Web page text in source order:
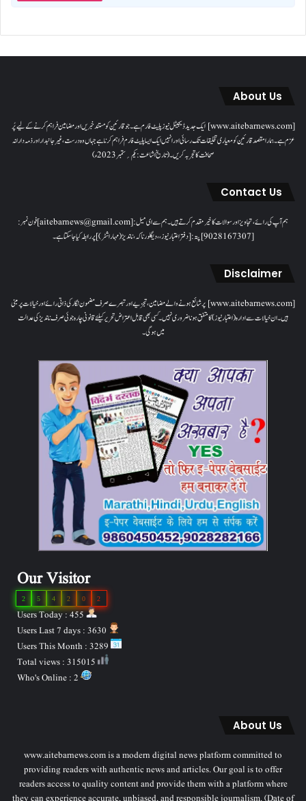
About Us
[www.aitebarnews.com] ایک جدید ڈیجیٹل نیوز پلیٹ فارم ہے۔ جو قارئین کو مستند خبریں اور مضامین فراہم کرنے کے لیے پُر
عزم ہے۔ ہمارا مقصدقارئین کو معیاری تخلیقات تک رسائی اور انہیں ایک ایسا پلیٹ فارم فراہم کرنا ہے جہاں وہ درست، غیر جانبدار اور ذمہ دارانہ
صحافت کا تجربہ کریں۔( تاریخ اشاعت : یکم؍ ستمبر 2023ء)
Contact Us
ہم آپ کی رائے، تجاویز اور سوالات کا خیرمقدم کرتے ہیں۔ ہم سےای میل: [aitebarnews@gmail.com]فون نمبر:
[9028167307]پتہ: [دفتر اعتبار نیوز، ، دیگلور ناکہ، ناندیڑ(مہاراشٹر) ] پر رابطہ کیا جاسکتا ہے۔
Disclaimer
[www.aitebarnews.com] پر شائع ہونے والے مضامین، تجزیے اور تبصرے صرف مضمون نگار کی ذاتی رائے اور خیالات پر مبنی
ہیں۔ ان خیالات سے ادارہ (اعتبار نیوز) کا متفق ہونا ضروری نہیں۔ کسی بھی قابل اعتراض تحریر کیلئے قانونی چارہ جوئی صرف ناندیڑ کی عدالت
میں ہوگی۔
Our Visitor
2
0
2
4
5
2
Users Today : 455
About Us
www.aitebarnews.com is a modern digital news platform committed to
providing readers with authentic news and articles. Our goal is to offer
readers access to quality content and provide them with a platform where